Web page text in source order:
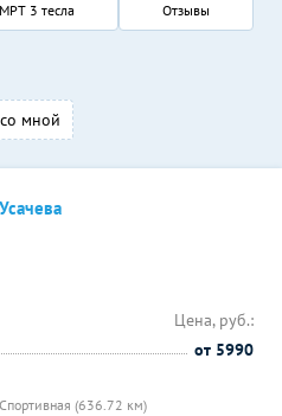
МРТ 3 тесла Отзывы
мной
Спортивная (636.72 км)
Цена, руб.:
от 5990